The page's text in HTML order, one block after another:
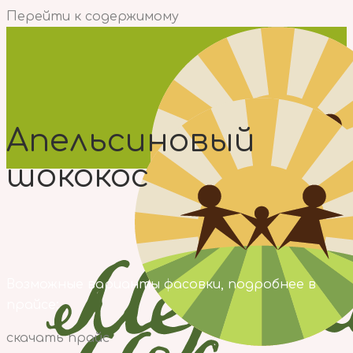
Перейти к содержимому
Апельсиновый
шококос
Возможные варианты фасовки, подробнее в
прайсе:
скачать прайс